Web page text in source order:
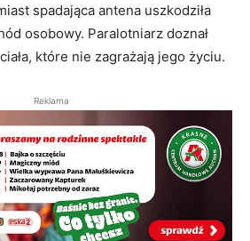
spadająca antena uszkodziła
osobowy. Paralotniarz doznał
które nie zagrażają jego życiu.
Reklama